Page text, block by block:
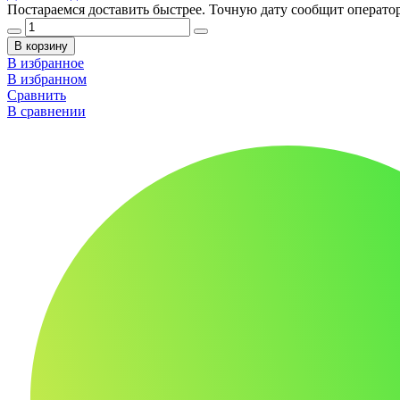
Постараемся доставить быстрее. Точную дату сообщит
В корзину
В избранное
В избранном
Сравнить
В сравнении